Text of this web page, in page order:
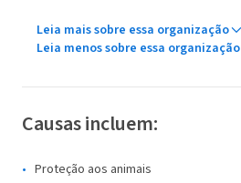
Leia mais sobre essa organização
Leia menos sobre essa organização
Causas incluem:
Proteção aos animais